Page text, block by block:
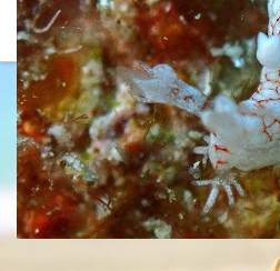
沖縄の海 BLOG